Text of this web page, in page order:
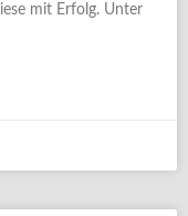
mit Erfolg. Unter